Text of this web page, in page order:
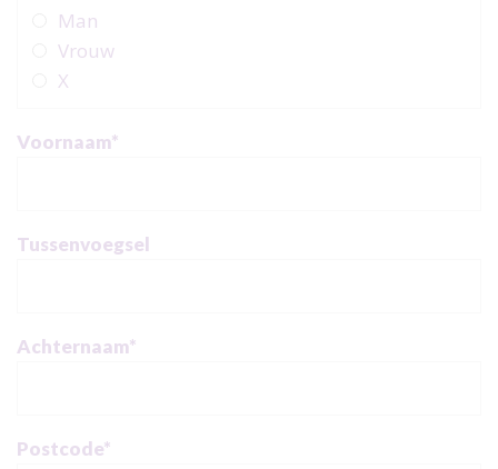
Man
Vrouw
X
Voornaam*
Tussenvoegsel
Achternaam*
Postcode*